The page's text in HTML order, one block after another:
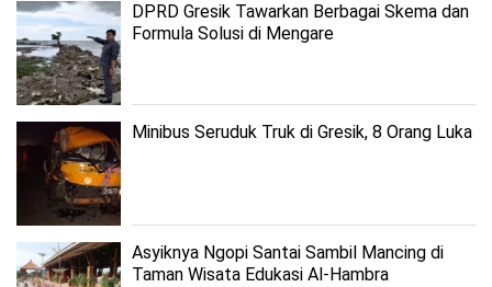
DPRD Gresik Tawarkan Berbagai Skema dan
Formula Solusi di Mengare
Minibus Seruduk Truk di Gresik, 8 Orang Luka
Asyiknya Ngopi Santai Sambil Mancing di
Taman Wisata Edukasi Al-Hambra